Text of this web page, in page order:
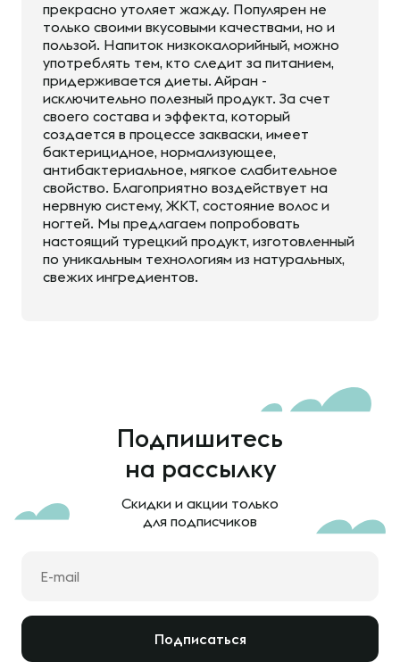
прекрасно утоляет жажду. Популярен не
только своими вкусовыми качествами, но и
пользой. Напиток низкокалорийный, можно
употреблять тем, кто следит за питанием,
придерживается диеты. Айран -
исключительно полезный продукт. За счет
своего состава и эффекта, который
создается в процессе закваски, имеет
бактерицидное, нормализующее,
антибактериальное, мягкое слабительное
свойство. Благоприятно воздействует на
нервную систему, ЖКТ, состояние волос и
ногтей. Мы предлагаем попробовать
настоящий турецкий продукт, изготовленный
по уникальным технологиям из натуральных,
свежих ингредиентов.
Подпишитесь
на рассылку
Скидки и акции только
для подписчиков
Подписаться